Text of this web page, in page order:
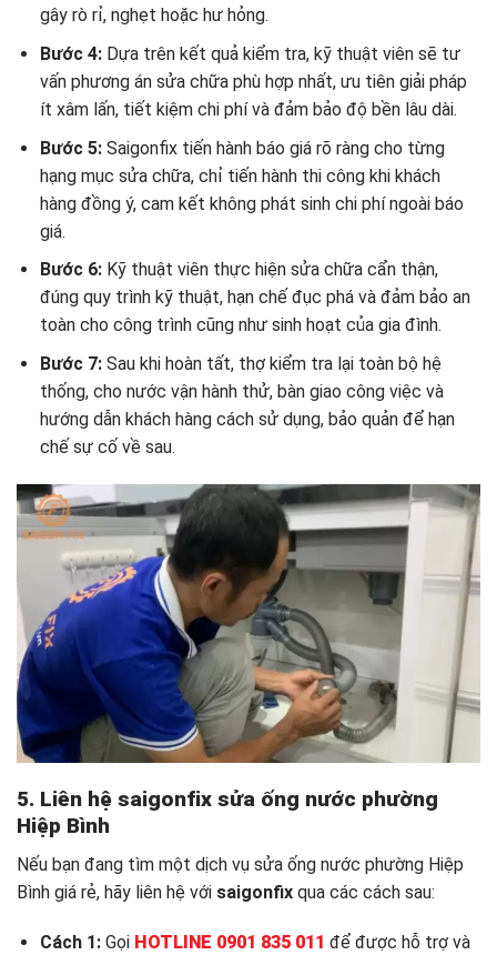
gây rò rỉ, nghẹt hoặc hư hỏng.
Bước 4:Dựa trên kết quả kiểm tra, kỹ thuật viên sẽ tư
vấn phương án sửa chữa phù hợp nhất, ưu tiên giải pháp
ít xâm lấn, tiết kiệm chi phí và đảm bảo độ bền lâu dài.
Bước 5:Saigonfix tiến hành báo giá rõ ràng cho từng
hạng mục sửa chữa, chỉ tiến hành thi công khi khách
hàng đồng ý, cam kết không phát sinh chi phí ngoài báo
giá.
Bước 6:Kỹ thuật viên thực hiện sửa chữa cẩn thận,
đúng quy trình kỹ thuật, hạn chế đục phá và đảm bảo an
toàn cho công trình cũng như sinh hoạt của gia đình.
Bước 7:Sau khi hoàn tất, thợ kiểm tra lại toàn bộ hệ
thống, cho nước vận hành thử, bàn giao công việc và
hướng dẫn khách hàng cách sử dụng, bảo quản để hạn
chế sự cố về sau.
5. Liên hệ saigonfix sửa ống nước phường
Hiệp Bình
Nếu bạn đang tìm một dịch vụ sửa ống nước phường Hiệp
Bình giá rẻ, hãy liên hệ với saigonfix qua các cách sau:
Cách 1:Gọi HOTLINE 0901 835 011 để được hỗ trợ và